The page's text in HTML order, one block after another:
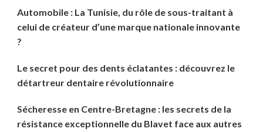
Automobile : La Tunisie, du rôle de sous-traitant à
celui de créateur d’une marque nationale innovante
?
Le secret pour des dents éclatantes : découvrez le
détartreur dentaire révolutionnaire
Sécheresse en Centre-Bretagne : les secrets de la
résistance exceptionnelle du Blavet face aux autres